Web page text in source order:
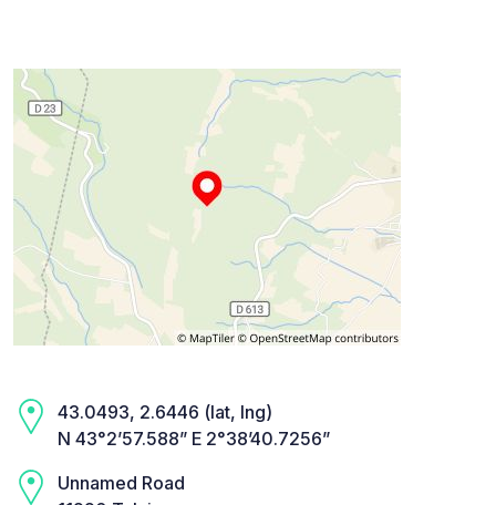
43.0493, 2.6446 (lat, lng)
N 43°2’57.588” E 2°38’40.7256”
Unnamed Road